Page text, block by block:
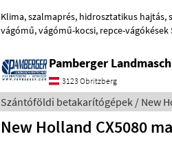
Klima, szalmaprés, hidrosztatikus hajtás, szitás dőléskiegyenlítő,
vágómű, vágómű-kocsi, repce-vágókések Szalmarázók száma: 5
Pamberger
3123 Obritzberg
Szántóföldi betakarítógépek / New
New Holland CX5080